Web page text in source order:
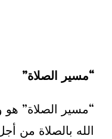
“مسير الصلاة”
“مسير الصلاة”
الله بالصلاة من